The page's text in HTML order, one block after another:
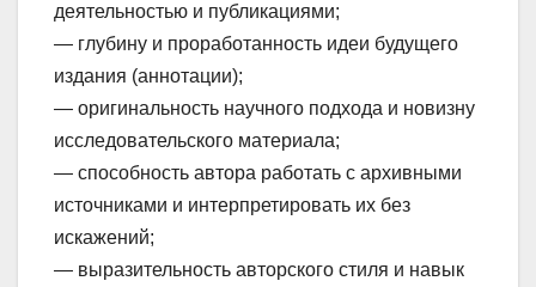
деятельностью и публикациями;
— глубину и проработанность идеи будущего
издания (аннотации);
— оригинальность научного подхода и новизну
исследовательского материала;
— способность автора работать с архивными
источниками и интерпретировать их без
искажений;
— выразительность авторского стиля и навык